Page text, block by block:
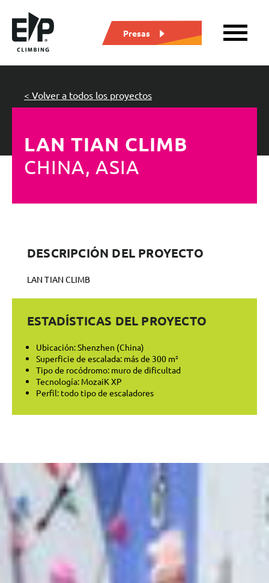
Presas
LAN TIAN CLIMB
CHINA, ASIA
< Volver a todos los proyectos
DESCRIPCIÓN DEL PROYECTO
LAN TIAN CLIMB
ESTADÍSTICAS DEL PROYECTO
Ubicación: Shenzhen (China)
Superficie de escalada: más de 300 m²
Tipo de rocódromo: muro de dificultad
Tecnología: MozaiK XP
Perfil: todo tipo de escaladores